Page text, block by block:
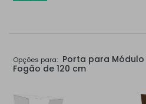
Opções para: Porta para Módulo
Fogão de 120 cm